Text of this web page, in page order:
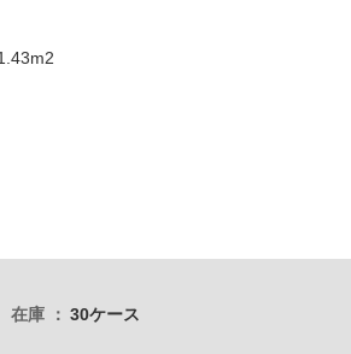
在庫 30ケース